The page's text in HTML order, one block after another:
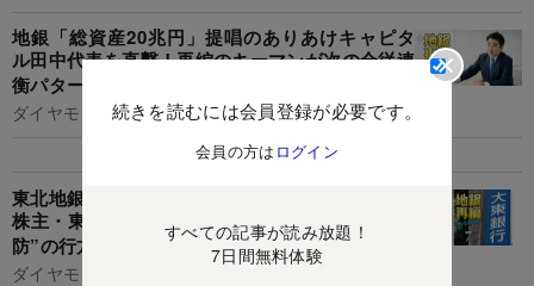
続きを読むには会員登録が必要です。
会員の方は ログイン
すべての記事が読み放題！
7日間無料体験
地銀「総資産20兆円」提唱のありあけキャピタ
ル田中代表を直撃！再編のキーマンが次の合従連
衡パターン＆経営統合の勝ち筋を激白
ダイヤモンド編集部,永吉泰貴
東北地銀再編の火種に「大東銀行」が浮上！筆頭
株主・東邦銀行の対話要請を拒み続ける“泥沼攻
防”の行方
ダイヤモンド編集部,高野 豪